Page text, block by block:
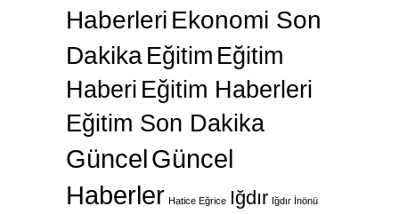
Haberleri Ekonomi Son
Dakika Eğitim Eğitim
Haberi Eğitim Haberleri
Eğitim Son Dakika
GüncelGüncel
Haberler Hatice Eğrice Iğdır Iğdır İnönü